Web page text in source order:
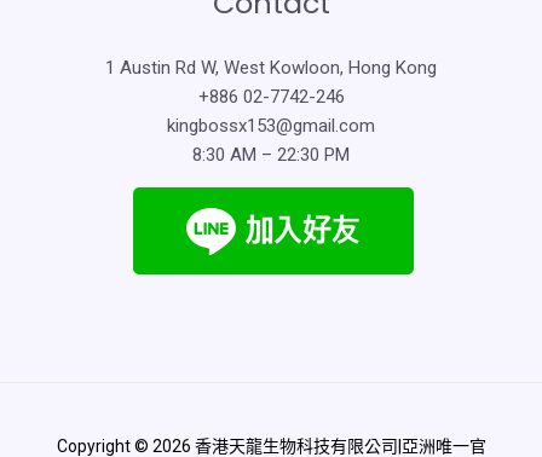
1 Austin Rd W, West Kowloon, Hong Kong
+886 02-7742-246
kingbossx153@gmail.com
8:30 AM – 22:30 PM
Copyright © 2026 香港天龍生物科技有限公司|亞洲唯一官